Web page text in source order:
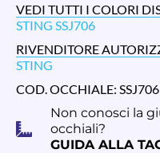
VEDI TUTTI I COLORI
STING SSJ706
RIVENDITORE
STING
COD. OCCHIALE:
Non conosci la
occhiali?
GUIDA ALLA